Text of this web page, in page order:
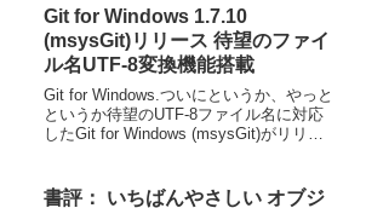
か、おまえらの企業的なエゴで、世界中
の子供の夢をこわしてんな。バ...
Git for Windows 1.7.10
(msysGit)リリース 待望のファイ
ル名UTF-8変換機能搭載
Git for Windows.ついにというか、やっと
というか待望のUTF-8ファイル名に対応
したGit for Windows (msysGit)がリリー
は...
書評： いちばんやさしい オブジ